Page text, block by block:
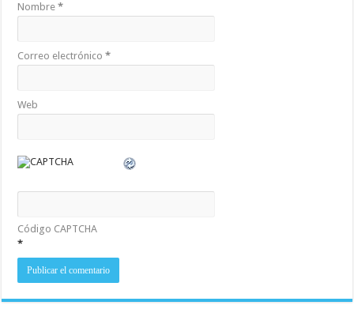
Nombre*
Correo electrónico*
Web
Código CAPTCHA
*